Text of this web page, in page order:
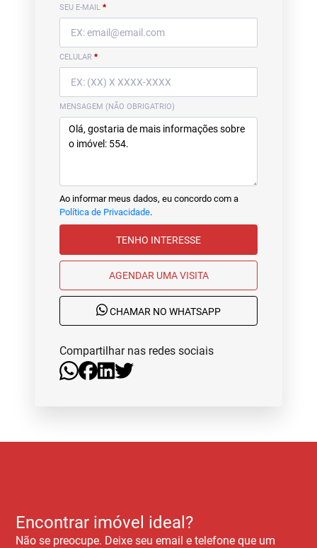
SEU E-MAIL *
CELULAR *
MENSAGEM (NÃO OBRIGATRIO)
Ao informar meus dados, eu concordo com a
Política de Privacidade.
TENHO INTERESSE
AGENDAR UMA VISITA
CHAMAR NO WHATSAPP
Compartilhar nas redes sociais
Encontrar imóvel ideal?
Não se preocupe. Deixe seu email e telefone que um